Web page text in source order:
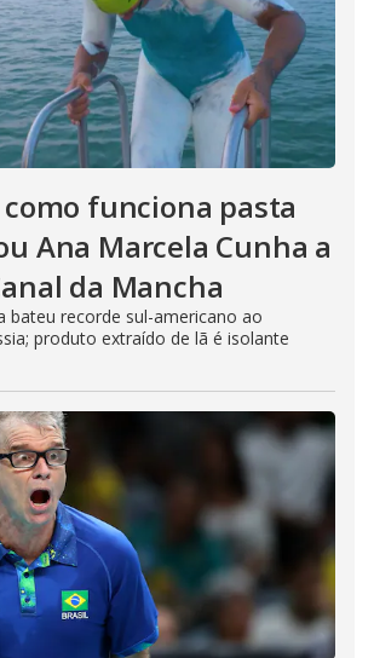
funciona pasta
Ana Marcela Cunha a
da Mancha
bateu recorde sul-americano ao
produto extraído de lã é isolante